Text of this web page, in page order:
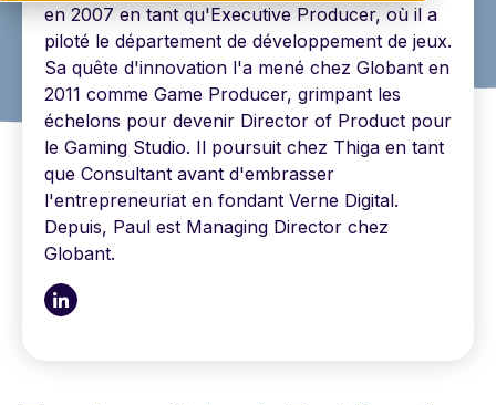
en 2007 en tant qu'Executive Producer, où il a
piloté le département de développement de jeux.
Sa quête d'innovation l'a mené chez Globant en
2011 comme Game Producer, grimpant les
échelons pour devenir Director of Product pour
le Gaming Studio. Il poursuit chez Thiga en tant
que Consultant avant d'embrasser
l'entrepreneuriat en fondant Verne Digital.
Depuis, Paul est Managing Director chez
Globant.